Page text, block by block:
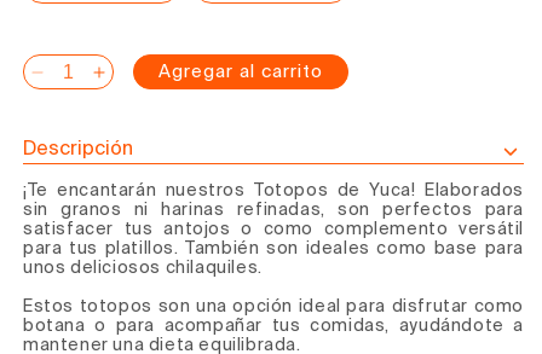
Reducir
para
Totopos
de
yuca
Aumentar
para
Totopos
de
yuca
Agregar al carrito
Descripción
¡Te encantarán nuestros Totopos de Yuca! Elaborados
sin granos ni harinas refinadas, son perfectos para
satisfacer tus antojos o como complemento versátil
para tus platillos. También son ideales como base para
unos deliciosos chilaquiles.
Estos totopos son una opción ideal para disfrutar como
botana o para acompañar tus comidas, ayudándote a
mantener una dieta equilibrada.